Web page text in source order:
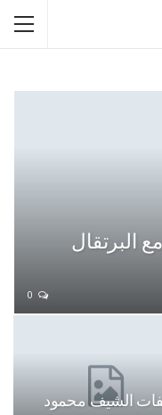
البرتقال
الشيف محمود